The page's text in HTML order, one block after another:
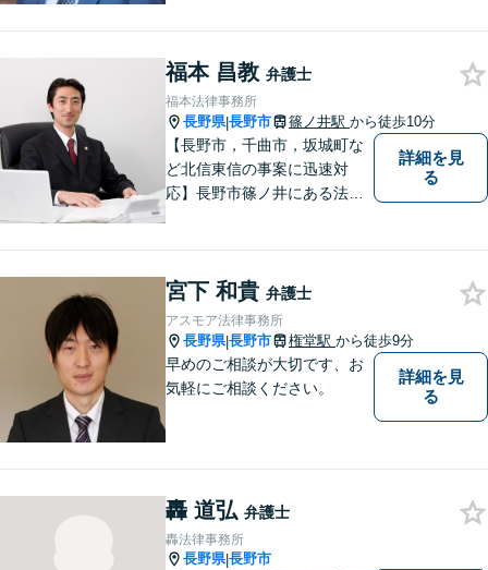
福本 昌教 弁護士
福本法律事務所
長野県|長野市 篠ノ井駅 から徒歩10分
【長野市，千曲市，坂城町な
ど北信東信の事案に迅速対
応】長野市篠ノ井にある法律
方は是非ご相談ください。迅
速に対応いたします。
詳細を見
る
宮下 和貴 弁護士
アスモア法律事務所
長野県|長野市 権堂駅 から徒歩9分
早めのご相談が大切です、お
気軽にご相談ください。
詳細を見
る
轟 道弘 弁護士
轟法律事務所
長野県|長野市